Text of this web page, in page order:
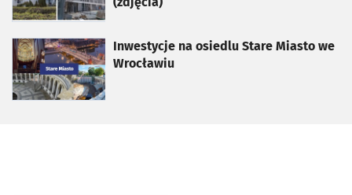
Inwestycje na osiedlu Stare Miasto we
Wrocławiu
otworzy się w nowej karcie